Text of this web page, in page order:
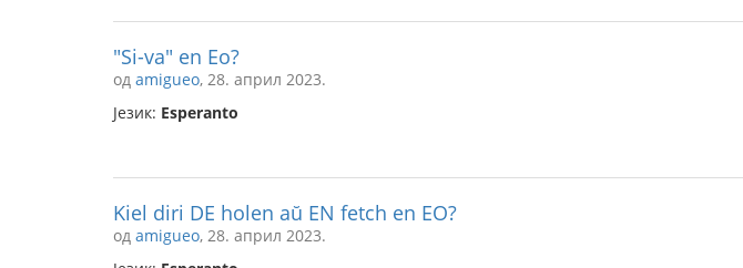
"Si-va" en Eo?
од amigueo, 28. април 2023.
Језик: Esperanto
Kiel diri DE holen aŭ EN fetch en EO?
од amigueo, 28. април 2023.